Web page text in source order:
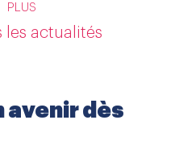
PLUS
les actualités
avenir dès